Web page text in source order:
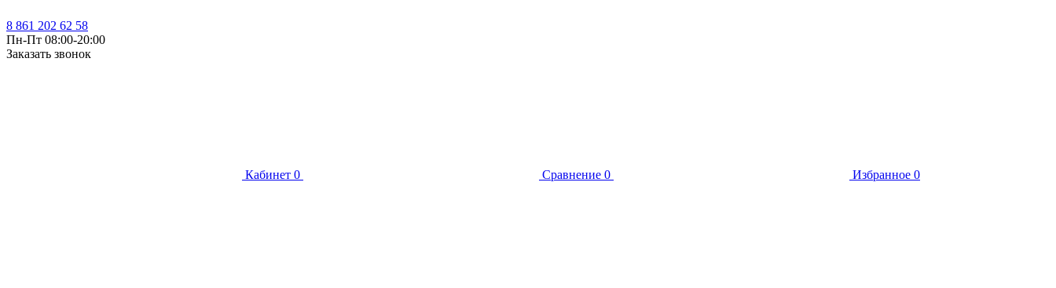
8 861 202 62 58
Пн-Пт 08:00-20:00
Заказать звонок
Кабинет 0 Сравнение 0 Избранное 0